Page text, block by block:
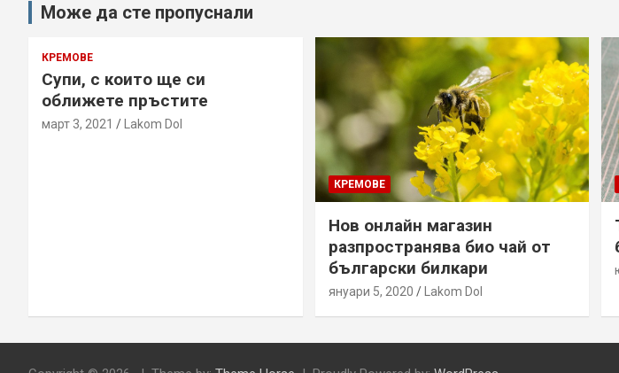
Може да сте пропуснали
КРЕМОВЕ
Супи, с които ще си
оближете пръстите
март 3, 2021 Lakom Dol
КРЕМОВЕ
Нов онлайн магазин
разпространява био чай от
български билкари
януари 5, 2020 Lakom Dol